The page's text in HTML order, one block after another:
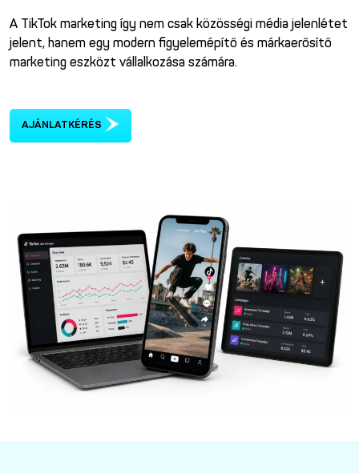
A TikTok marketing így nem csak közösségi média jelenlétet
jelent, hanem egy modern figyelemépítő és márkaerősítő
marketing eszközt vállalkozása számára.
AJÁNLATKÉRÉS